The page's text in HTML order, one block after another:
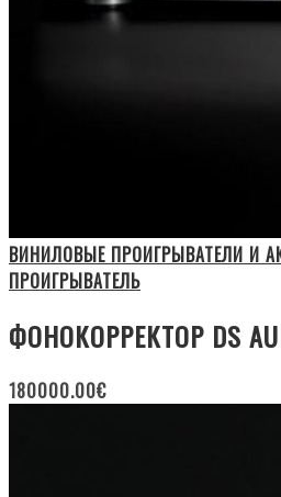
ВИНИЛОВЫЕ ПРОИГРЫВАТЕЛИ И
ПРОИГРЫВАТЕЛЬ
ФОНОКОРРЕКТОР DS
180000.00€